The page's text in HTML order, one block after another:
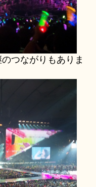
つながりもありま